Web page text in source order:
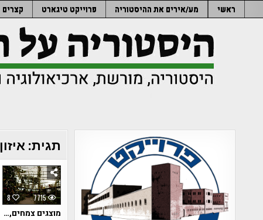
to
ראשי מע/אירים את ההיסטוריה פרוייקט טיגארט קצרים
תגית:
8 7715
מוצגים צמחים,…